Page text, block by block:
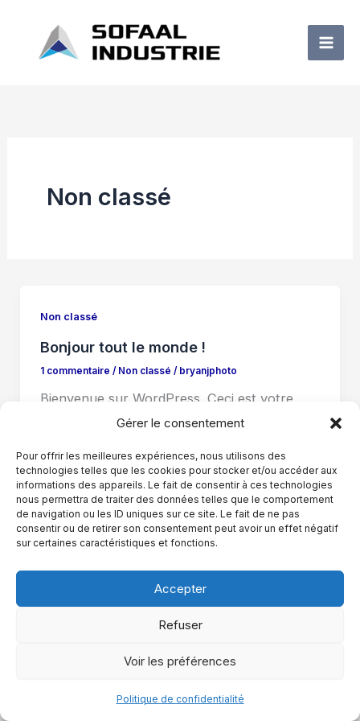
Gérer le consentement
Pour offrir les meilleures expériences, nous utilisons des
technologies telles que les cookies pour stocker et/ou accéder aux
informations des appareils. Le fait de consentir à ces technologies
nous permettra de traiter des données telles que le comportement
de navigation ou les ID uniques sur ce site. Le fait de ne pas
consentir ou de retirer son consentement peut avoir un effet négatif
sur certaines caractéristiques et fonctions.
Accepter
Refuser
Voir les préférences
Politique de confidentialité
contenu
Non classé
Non classé
Bonjour tout le monde !
1 commentaire / Non classé / bryanjphoto
Bienvenue sur WordPress. Ceci est votre
premier article. Modifiez-le ou supprimez-le,
confidentialité| Powered byCommzot Réunion